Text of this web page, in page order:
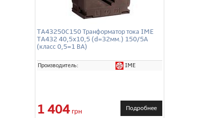
TA43250C150 Транформатор тока IME
TA432 40,5x10,5 (d=32мм.) 150/5А
(класс 0,5=1 ВА)
Производитель: IME
1 404грн Подробнее